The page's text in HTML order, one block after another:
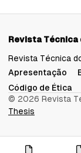
Revista Técnica
Revista Técnica
Apresentação
Código de Ética
© 2026 Revista
Thesis